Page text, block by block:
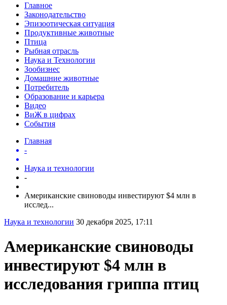
Главное
Законодательство
Эпизоотическая ситуация
Продуктивные животные
Птица
Рыбная отрасль
Наука и Технологии
Зообизнес
Домашние животные
Потребитель
Образование и карьера
Видео
ВиЖ в цифрах
События
Главная
-
Наука и технологии
-
Американские свиноводы инвестируют $4 млн в
исслед...
Наука и технологии 30 декабря 2025, 17:11
Американские свиноводы
инвестируют $4 млн в
исследования гриппа птиц